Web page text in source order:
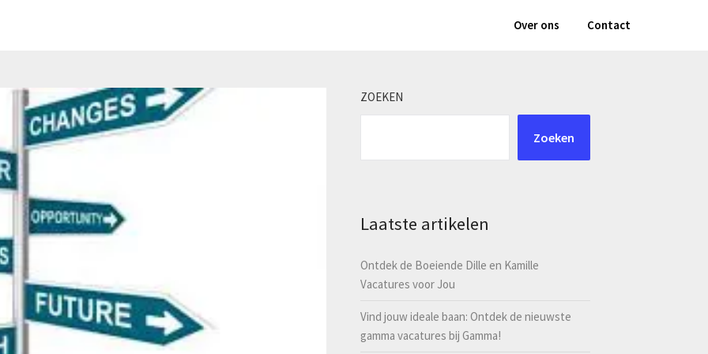
Over ons Contact
ZOEKEN
Zoeken
Laatste artikelen
Ontdek de Boeiende Dille en Kamille
Vacatures voor Jou
Vind jouw ideale baan: Ontdek de nieuwste
gamma vacatures bij Gamma!